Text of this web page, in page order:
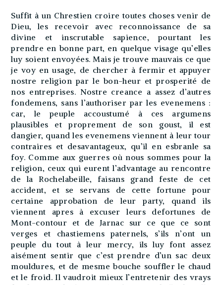
Suffit à un Chrestien croire toutes choses venir de
Dieu, les recevoir avec reconnoissance de sa
divine et inscrutable sapience, pourtant les
prendre en bonne part, en quelque visage qu’elles
luy soient envoyées. Mais je trouve mauvais ce que
je voy en usage, de chercher à fermir et appuyer
nostre religion par le bon-heur et prosperité de
nos entreprises. Nostre creance a assez d’autres
fondemens, sans l’authoriser par les evenemens :
car, le peuple accoustumé à ces argumens
plausibles et proprement de son goust, il est
dangier, quand les evenemens viennent à leur tour
contraires et desavantageux, qu’il en esbranle sa
foy. Comme aux guerres où nous sommes pour la
religion, ceux qui eurent l’advantage au rencontre
de la Rochelabeille, faisans grand feste de cet
accident, et se servans de cette fortune pour
certaine approbation de leur party, quand ils
viennent apres à excuser leurs defortunes de
Mont-contour et de Jarnac sur ce que ce sont
verges et chastiemens paternels, s’ils n’ont un
peuple du tout à leur mercy, ils luy font assez
aisément sentir que c’est prendre d’un sac deux
mouldures, et de mesme bouche souffler le chaud
et le froid. Il vaudroit mieux l’entretenir des vrays